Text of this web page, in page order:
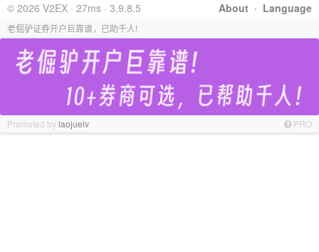
About · Language
© 2026 V2EX · 27ms · 3.9.8.5
老倔驴证券开户巨靠谱，已助千人!
Promoted bylaojuelv PRO